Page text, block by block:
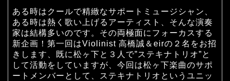
ある時はクールで精緻なサポートミュージシャン、
ある時は熱く歌い上げるアーティスト、そんな演奏
家は結構多いのです。その両極面にフォーカスする
新企画！第一回はViolinist 高橋誠＆eirの２名をお招
きします、既に松ヶ下と３人で”ステキナトリオ”と
して活動をしていますが、今回は松ヶ下楽曲のサポ
ートメンバーとして、ステキナトリオというユニッ